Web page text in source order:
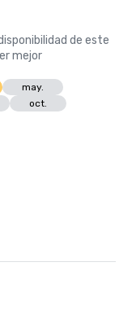
de este
mejor
may.
oct.